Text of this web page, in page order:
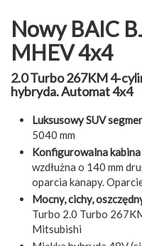
Nowy BAIC
MHEV 4x4
2.0 Turbo 267KM
hybryda. Automat 4x4
Luksusowy SUV
5040 mm
Konfigurowalna
wzdłużna o 140 mm
oparcia kanapy.
Mocny, cichy,
Turbo 2.0 Turbo
Mitsubishi